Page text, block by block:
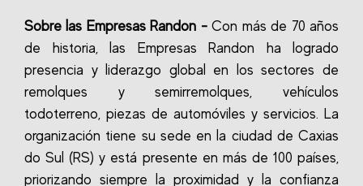
Sobre las Empresas Randon -Con más de 70 años
de historia, las Empresas Randon ha logrado
presencia y liderazgo global en los sectores de
remolques y semirremolques, vehículos
todoterreno, piezas de automóviles y servicios. La
organización tiene su sede en la ciudad de Caxias
do Sul (RS) y está presente en más de 100 países,
priorizando siempre la proximidad y la confianza